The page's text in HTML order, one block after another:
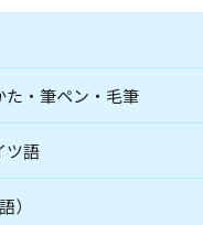
た・筆ペン・毛筆
ツ語
）